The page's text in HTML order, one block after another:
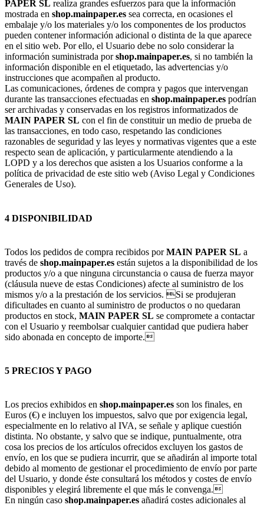
PAPER SL realiza grandes esfuerzos para que la información
mostrada en shop.mainpaper.es sea correcta, en ocasiones el
embalaje y/o los materiales y/o los componentes de los productos
pueden contener información adicional o distinta de la que aparece
en el sitio web. Por ello, el Usuario debe no solo considerar la
información suministrada porshop.mainpaper.es, si no también la
información disponible en el etiquetado, las advertencias y/o
instrucciones que acompañen al producto.
Las comunicaciones, órdenes de compra y pagos que intervengan
durante las transacciones efectuadas en shop.mainpaper.es podrían
ser archivadas y conservadas en los registros informatizados de
MAIN PAPER SL con el fin de constituir un medio de prueba de
las transacciones, en todo caso, respetando las condiciones
razonables de seguridad y las leyes y normativas vigentes que a este
respecto sean de aplicación, y particularmente atendiendo a la
LOPD y a los derechos que asisten a los Usuarios conforme a la
política de privacidad de este sitio web (Aviso Legal y Condiciones
Generales de Uso).
4 DISPONIBILIDAD
Todos los pedidos de compra recibidos porMAIN PAPER SL a
través de shop.mainpaper.es están sujetos a la disponibilidad de los
productos y/o a que ninguna circunstancia o causa de fuerza mayor
(cláusula nueve de estas Condiciones) afecte al suministro de los
mismos y/o a la prestación de los servicios. Si se produjeran
dificultades en cuanto al suministro de productos o no quedaran
productos en stock, MAIN PAPER SL se compromete a contactar
con el Usuario y reembolsar cualquier cantidad que pudiera haber
sido abonada en concepto de importe.
5 PRECIOS Y PAGO
Los precios exhibidos en shop.mainpaper.es son los finales, en
Euros (€) e incluyen los impuestos, salvo que por exigencia legal,
especialmente en lo relativo al IVA, se señale y aplique cuestión
distinta. No obstante, y salvo que se indique, puntualmente, otra
cosa los precios de los artículos ofrecidos excluyen los gastos de
envío, en los que se pudiera incurrir, que se añadirán al importe total
debido al momento de gestionar el procedimiento de envío por parte
del Usuario, y donde éste consultará los métodos y costes de envío
disponibles y elegirá libremente el que más le convenga.
En ningún caso shop.mainpaper.es añadirá costes adicionales al